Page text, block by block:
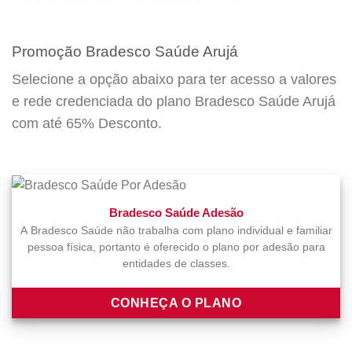
Promoção Bradesco Saúde Arujá
Selecione a opção abaixo para ter acesso a valores
e rede credenciada do plano Bradesco Saúde Arujá
com até 65% Desconto.
Bradesco Saúde Adesão
A Bradesco Saúde não trabalha com plano individual e familiar
pessoa física, portanto é oferecido o plano por adesão para
entidades de classes.
CONHEÇA O PLANO